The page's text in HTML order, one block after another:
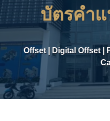
บัตรคำแ
Offset | Digital Offset |